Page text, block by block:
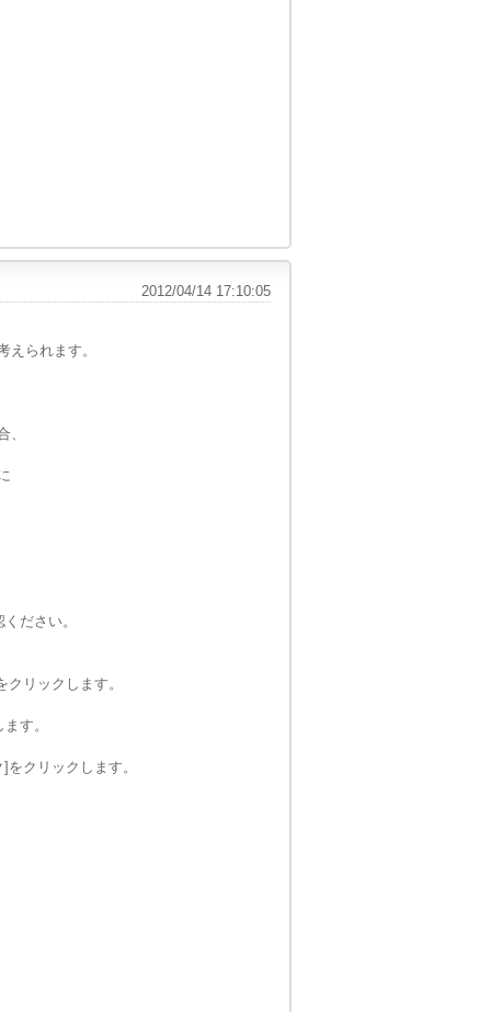
2012/04/14 17:10:05
られます。
、
ださい。
リックします。
す。
クリックします。